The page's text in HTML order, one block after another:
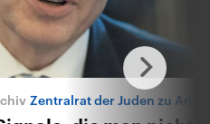
Zentralrat der Juden zu